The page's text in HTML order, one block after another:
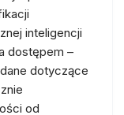
inteligencji
dostępem –
dotyczące
od